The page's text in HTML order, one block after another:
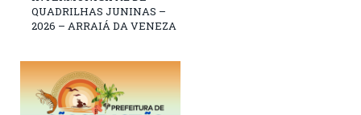
QUADRILHAS JUNINAS –
2026 – ARRAIÁ DA VENEZA